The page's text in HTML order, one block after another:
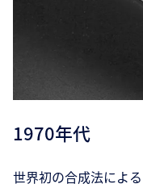
1970年代
世界初の合成法によ